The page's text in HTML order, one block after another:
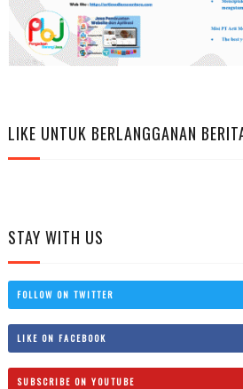
LIKE UNTUK BERLANGGANAN
STAY WITH US
FOLLOW ON TWITTER
LIKE ON FACEBOOK
SUBSCRIBE ON YOUTUBE